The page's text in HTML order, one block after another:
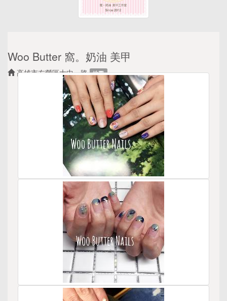
Woo Butter 窩。奶油 美甲
高雄市左營區大中一路 地圖